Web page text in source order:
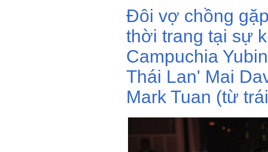
Đôi vợ chồng
thời trang tại sự
Campuchia
Thái Lan' Mai
Mark Tuan (từ